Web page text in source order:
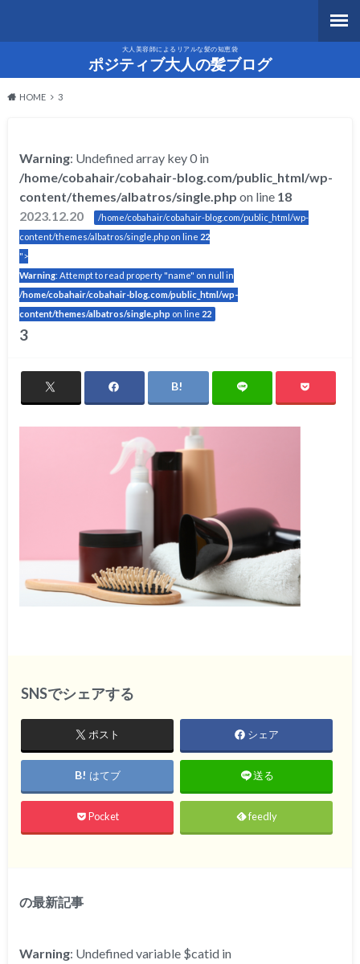
大人美容師によるリアルな髪の知恵袋
ポジティブ大人の髪ブログ
HOME 3
Warning: Undefined array key 0 in
/home/cobahair/cobahair-blog.com/public_html/wp-
content/themes/albatros/single.php on line 18
2023.12.20
/home/cobahair/cobahair-blog.com/public_html/wp-
content/themes/albatros/single.php on line 22
">
Warning: Attempt to read property "name" on null in
/home/cobahair/cobahair-blog.com/public_html/wp-
content/themes/albatros/single.php on line 22
3
SNSでシェアする
ポスト シェア
はてブ 送る
Pocket feedly
の最新記事
Warning: Undefined variable $catid in